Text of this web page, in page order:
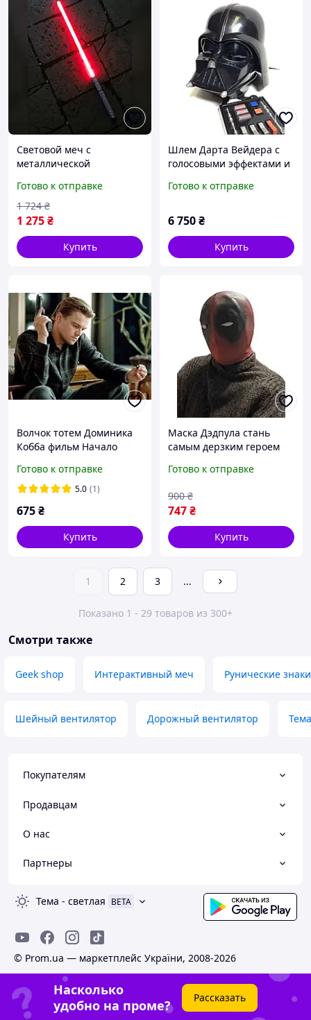
Световой меч с
металлической
свечения, звуки дуэли, 78
см, лазерный меч
Звездные войны
Готово к отправке
1 275₴
1 724 ₴
Купить
Шлем Дарта Вейдера с
голосовыми эффектами и
винтаж б/у
Готово к отправке
6 750₴
Купить
Волчок тотем Доминика
Кобба фильм Начало
Готово к отправке
5.0 (1)
675₴
Купить
Маска Дэдпула стань
самым дерзким героем
Готово к отправке
747₴
900 ₴
Купить
1 2 3 ...
Показано 1 - 29 товаров из 300+
Смотри также
Geek shop Интерактивный меч Рунические знаки
Шейный вентилятор Дорожный вентилятор
Покупателям
Продавцам
О нас
Партнеры
Тема - светлая BETA
© Prom.ua — маркетплейс України, 2008-2026
Насколько
удобно на проме?
Рассказать